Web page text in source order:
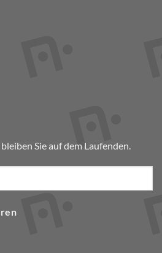
Sie auf dem Laufenden.